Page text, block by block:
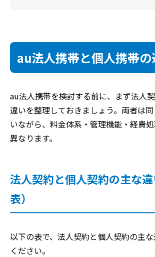
au法人携帯と個人携帯の
au法人携帯を検討する前に、まず法人
違いを整理しておきましょう。両者は
いながら、料金体系・管理機能・経費
異なります。
法人契約と個人契約の主な
表）
以下の表で、法人契約と個人契約の主
ください。